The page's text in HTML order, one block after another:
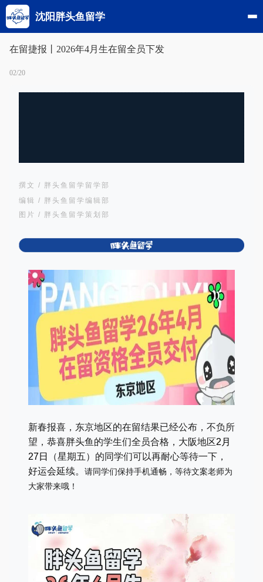
沈阳胖头鱼留学
在留捷报丨2026年4月生在留全员下发
02/20
撰文 / 胖头鱼留学留学部
编辑 / 胖头鱼留学编辑部
图片 / 胖头鱼留学策划部
新春报喜，东京地区的在留结果已经公布， 不负所
望， 恭喜胖头鱼的学生们全员合格，大阪地区2月
27日
（星期五） 的同学们可以再耐心等待一下，
好运会延续。 请同学们保持手机通畅，等待文案老师为
大家带来哦！